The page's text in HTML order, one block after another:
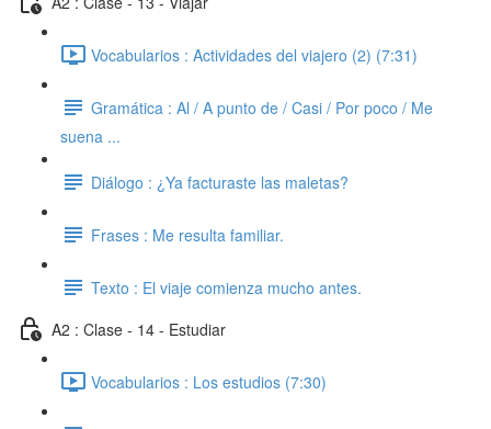
Vocabularios : Actividades del viajero (2) (7:31)
Gramática : Al / A punto de / Casi / Por poco / Me
suena ...
Diálogo : ¿Ya facturaste las maletas?
Frases : Me resulta familiar.
Texto : El viaje comienza mucho antes.
A2 : Clase - 14 - Estudiar
Vocabularios : Los estudios (7:30)